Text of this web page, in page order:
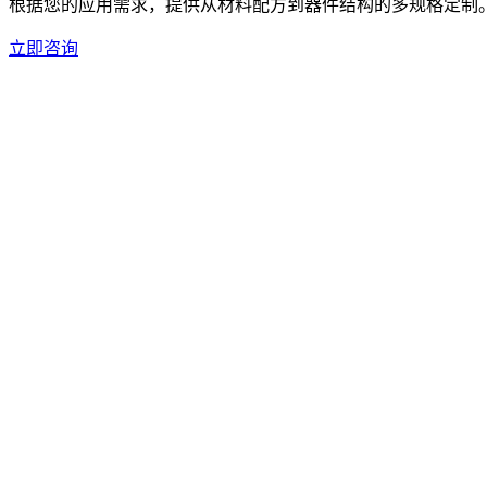
根据您的应用需求，提供从材料配方到器件结构的多规格定制
立即咨询